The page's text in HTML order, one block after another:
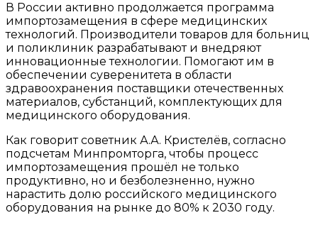
В России активно продолжается программа
импортозамещения в сфере медицинских
технологий. Производители товаров для больниц
и поликлиник разрабатывают и внедряют
инновационные технологии. Помогают им в
обеспечении суверенитета в области
здравоохранения поставщики отечественных
материалов, субстанций, комплектующих для
медицинского оборудования.
Как говорит советник А.А. Кристелёв, согласно
подсчетам Минпромторга, чтобы процесс
импортозамещения прошёл не только
продуктивно, но и безболезненно, нужно
нарастить долю российского медицинского
оборудования на рынке до 80% к 2030 году.